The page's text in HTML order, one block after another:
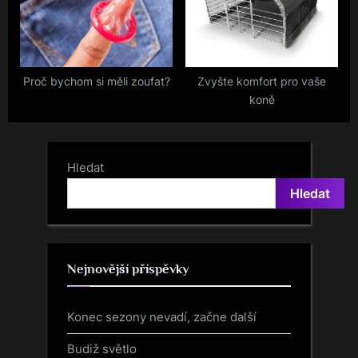
Proč bychom si měli zoufat?
Zvyšte komfort pro vaše
koně
Hledat
Hledat
Nejnovější příspěvky
Konec sezony nevadí, začne další
Budiž světlo